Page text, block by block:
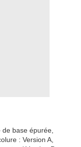
base épurée,
: Version A,